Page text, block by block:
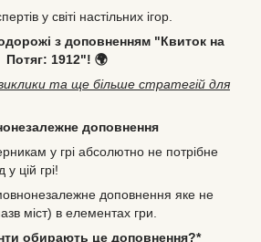
у світі настільних ігор.
з доповненням "Квиток на
Потяг: 1912"! 🌍
та ще більше стратегій для
доповнення
у грі абсолютно не потрібне
цій грі!
доповнення яке не
міст) в елементах гри.
обирають це доповнення?*